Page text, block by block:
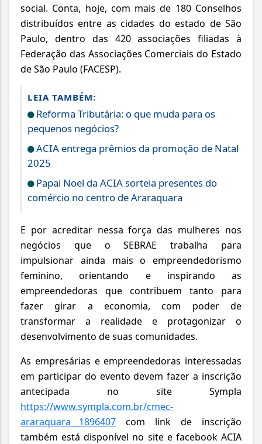
social. Conta, hoje, com mais de 180 Conselhos
distribuídos entre as cidades do estado de São
Paulo, dentro das 420 associações filiadas à
Federação das Associações Comerciais do Estado
de São Paulo (FACESP).
LEIA TAMBÉM:
Reforma Tributária: o que muda para os
pequenos negócios?
ACIA entrega prêmios da promoção de Natal
2025
Papai Noel da ACIA sorteia presentes do
comércio no centro de Araraquara
E por acreditar nessa força das mulheres nos
negócios que o SEBRAE trabalha para
impulsionar ainda mais o empreendedorismo
feminino, orientando e inspirando as
empreendedoras que contribuem tanto para
fazer girar a economia, com poder de
transformar a realidade e protagonizar o
desenvolvimento de suas comunidades.
As empresárias e empreendedoras interessadas
em participar do evento devem fazer a inscrição
antecipada no site Sympla
https://www.sympla.com.br/cmec-
araraquara__1896407 com link de inscrição
também está disponível no site e facebook ACIA